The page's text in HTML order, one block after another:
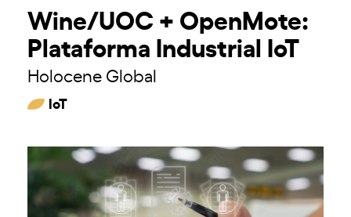
Wine/UOC + OpenMote:
Plataforma Industrial IoT
Holocene Global
IoT